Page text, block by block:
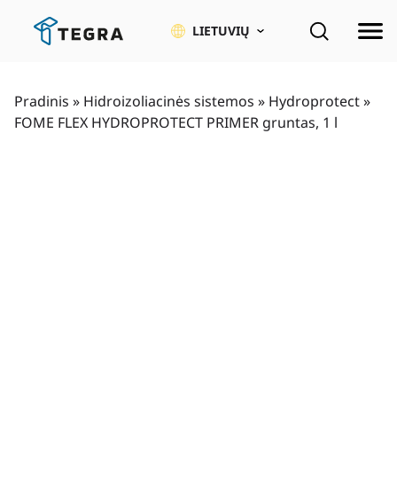
LIETUVIŲ
Pradinis » Hidroizoliacinės sistemos » Hydroprotect»
FOME FLEX HYDROPROTECT PRIMER gruntas, 1 l